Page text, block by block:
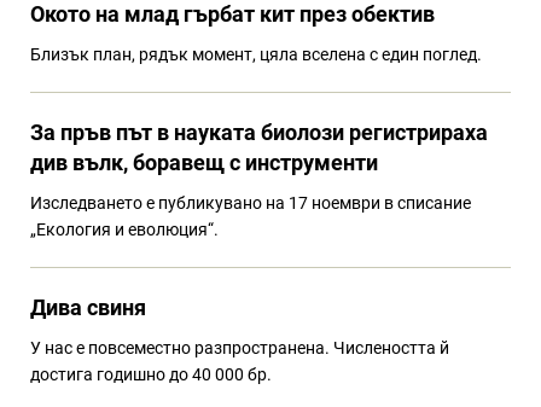
Окото на млад гърбат кит през обектив
Близък план, рядък момент, цяла вселена с един поглед.
За пръв път в науката биолози регистрираха
див вълк, боравещ с инструменти
Изследването е публикувано на 17 ноември в списание
„Екология и еволюция“.
Дива свиня
У нас е повсеместно разпространена. Числеността й
достига годишно до 40 000 бр.